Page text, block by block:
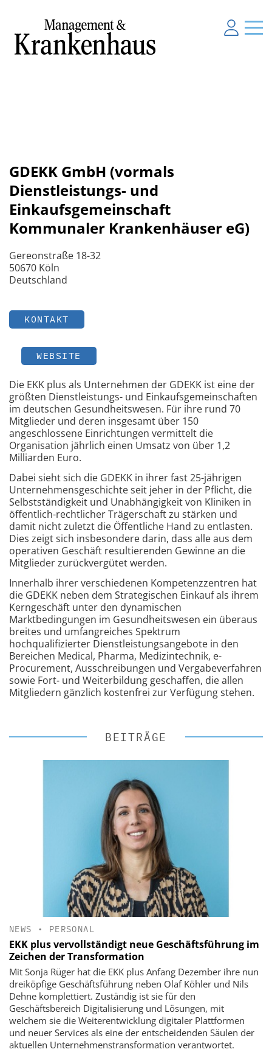
GDEKK GmbH (vormals
Dienstleistungs- und
Einkaufsgemeinschaft
Kommunaler Krankenhäuser eG)
Gereonstraße 18-32
50670 Köln
Deutschland
KONTAKT
WEBSITE
Die EKK plus als Unternehmen der GDEKK ist eine der
größten Dienstleistungs- und Einkaufsgemeinschaften
im deutschen Gesundheitswesen. Für ihre rund 70
Mitglieder und deren insgesamt über 150
angeschlossene Einrichtungen vermittelt die
Organisation jährlich einen Umsatz von über 1,2
Milliarden Euro.
Dabei sieht sich die GDEKK in ihrer fast 25-jährigen
Unternehmensgeschichte seit jeher in der Pflicht, die
Selbstständigkeit und Unabhängigkeit von Kliniken in
öffentlich-rechtlicher Trägerschaft zu stärken und
damit nicht zuletzt die Öffentliche Hand zu entlasten.
Dies zeigt sich insbesondere darin, dass alle aus dem
operativen Geschäft resultierenden Gewinne an die
Mitglieder zurückvergütet werden.
Innerhalb ihrer verschiedenen Kompetenzzentren hat
die GDEKK neben dem Strategischen Einkauf als ihrem
Kerngeschäft unter den dynamischen
Marktbedingungen im Gesundheitswesen ein überaus
breites und umfangreiches Spektrum
hochqualifizierter Dienstleistungsangebote in den
Bereichen Medical, Pharma, Medizintechnik, e-
Procurement, Ausschreibungen und Vergabeverfahren
sowie Fort- und Weiterbildung geschaffen, die allen
Mitgliedern gänzlich kostenfrei zur Verfügung stehen.
BEITRÄGE
NEWS • PERSONAL
EKK plus vervollständigt neue Geschäftsführung im
Zeichen der Transformation
Mit Sonja Rüger hat die EKK plus Anfang Dezember ihre nun
dreiköpfige Geschäftsführung neben Olaf Köhler und Nils
Dehne komplettiert. Zuständig ist sie für den
Geschäftsbereich Digitalisierung und Lösungen, mit
welchem sie die Weiterentwicklung digitaler Plattformen
und neuer Services als eine der entscheidenden Säulen der
aktuellen Unternehmenstransformation verantwortet.